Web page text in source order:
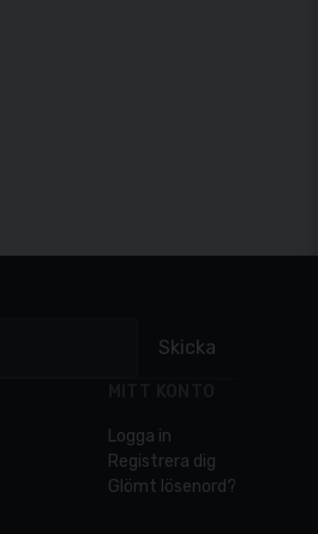
Skicka
Logga in
Registrera dig
Glömt lösenord?